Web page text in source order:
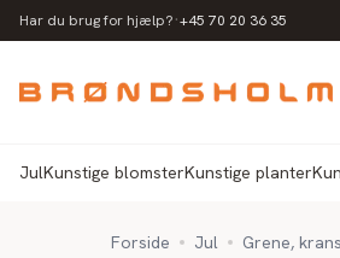
Har du brug for hjælp?·+45 70 20 36 35
JulKunstige blomsterKunstige planter
Forside Jul Grene,